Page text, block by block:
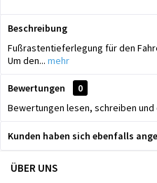
Beschreibung
Fußrastentieferlegung für den
Um den... mehr
Bewertungen
0
Bewertungen lesen, schreiben und
Kunden haben sich ebenfalls
ÜBER UNS